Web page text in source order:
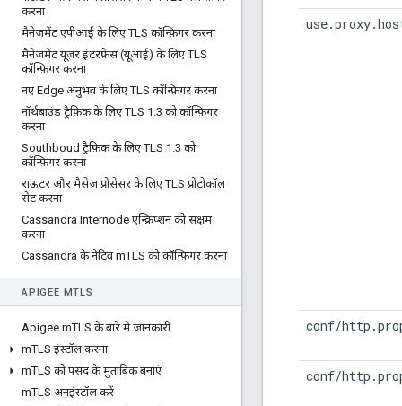
करना
मैनेजमेंट एपीआई के लिए TLS कॉन्फ़िगर करना
मैनेजमेंट यूज़र इंटरफ़ेस (यूआई) के लिए TLS
कॉन्फ़िगर करना
नए Edge अनुभव के लिए TLS कॉन्फ़िगर करना
नॉर्थबाउंड ट्रैफ़िक के लिए TLS 1 .3 को कॉन्फ़िगर
करना
Southboud ट्रैफ़िक के लिए TLS 1 .3 को
कॉन्फ़िगर करना
राऊटर और मैसेज प्रोसेसर के लिए TLS प्रोटोकॉल
सेट करना
Cassandra Internode एन्क्रिप्शन को सक्षम
करना
Cassandra के नेटिव mTLS को कॉन्फ़िगर करना
APIGEE MTLS
Apigee mTLS के बारे में जानकारी
mTLS इंस्टॉल करना
mTLS को पसंद के मुताबिक बनाएं
mTLS अनइंस्टॉल करें
conf/
conf/